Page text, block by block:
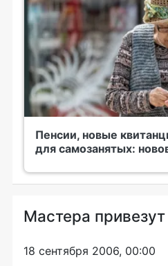
Пенсии, новые
для самозанятых:
Мастера
18 сентября 2006, 00:00